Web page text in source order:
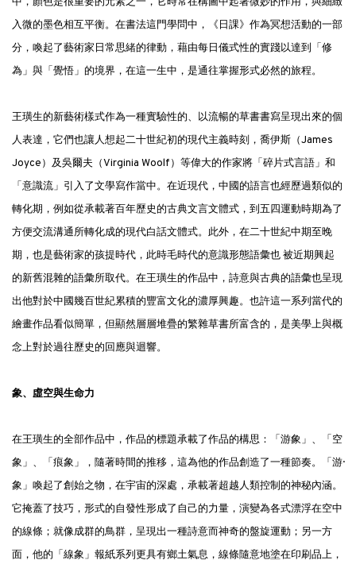
入微的墨色相互平衡。在書法這門學問中，《日課》作為冥想活動的一部
分，喚起了藝術家日常思緒的律動，藉由每日儀式性的實踐以達到「修
為」與「覺悟」的境界，在這一生中，是通往掌握形式必然的旅程。
王璜生的新藝術樣式作為一種實驗性的、以流暢的草書書寫呈現出來的個
人表達，它們也讓人想起二十世紀初的現代主義時刻，喬伊斯（James
Joyce）及吳爾夫（Virginia Woolf）等偉大的作家將「碎片式言語」和
「意識流」引入了文學寫作當中。在近現代，中國的語言也經歷過類似的
轉化期，例如從承載著百年歷史的古典文言文體式，到五四運動時期為了
方便交流溝通所轉化成的現代白話文體式。此外，在二十世紀中期至晚
期，也是藝術家的孩提時代，此時毛時代的意識形態語彙也 被近期興起
的新舊混雜的語彙所取代。在王璜生的作品中，詩意與古典的語彙也呈現
出他對於中國幾百世紀累積的豐富文化的濃厚興趣。也許這一系列當代的
繪畫作品看似簡單，但顯然層層堆疊的繁雜草書所富含的，是美學上與概
念上對於過往歷史的回應與迴響。
象、虛空與生命力
在王璜生的全部作品中，作品的標題承載了作品的構思：「游·象」、「空
象」、「痕象」，隨著時間的推移，這為他的作品創造了一種節奏。「游·
象」喚起了創始之物，在宇宙的深處，承載著超越人類控制的神秘內涵。
它掩蓋了技巧，形式的自發性形成了自己的力量，演變為各式漂浮在空中
的線條；就像成群的鳥群，呈現出一種詩意而神奇的盤旋運動；另一方
面，他的「線象」報紙系列更具有鄉土氣息，線條隨意地塗在印刷品上，